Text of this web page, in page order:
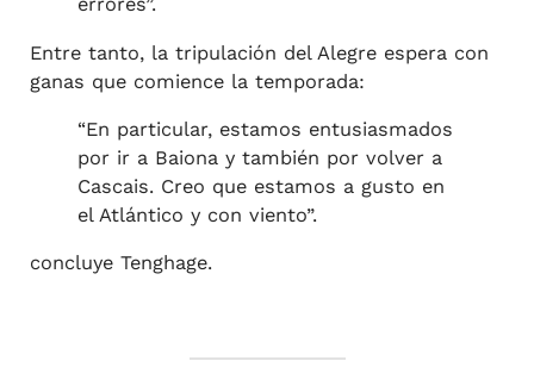
errores”.
Entre tanto, la tripulación del Alegre espera con
ganas que comience la temporada:
“En particular, estamos entusiasmados
por ir a Baiona y también por volver a
Cascais. Creo que estamos a gusto en
el Atlántico y con viento”.
concluye Tenghage.